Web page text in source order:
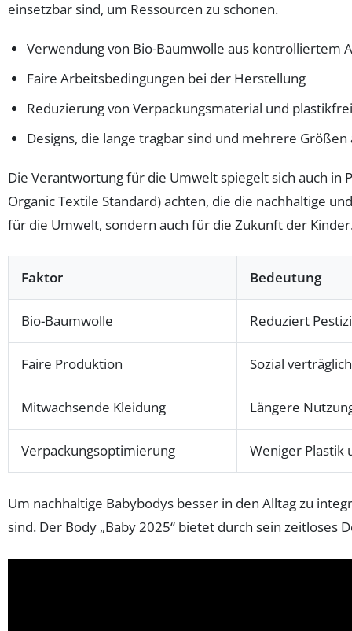
einsetzbar sind, um Ressourcen zu schonen.
Verwendung von Bio-Baumwolle aus kontrolliertem
Faire Arbeitsbedingungen bei der Herstellung
Reduzierung von Verpackungsmaterial und
Designs, die lange tragbar sind und mehrere Größen
Die Verantwortung für die Umwelt spiegelt sich auch
Organic Textile Standard) achten, die die nachhaltige
für die Umwelt, sondern auch für die Zukunft der
Faktor Bedeutung
Bio-Baumwolle Reduziert
Faire Produktion Sozial
Mitwachsende Kleidung Längere
Verpackungsoptimierung Weniger Plastik
Um nachhaltige Babybodys besser in den Alltag zu
sind. Der Body „Baby 2025“ bietet durch sein